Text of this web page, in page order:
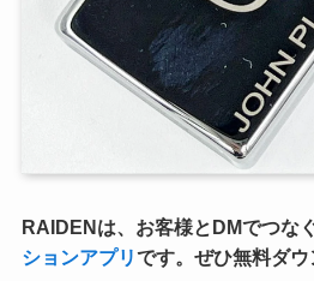
RAIDENは、お客様とDMでつな
ションアプリです。ぜひ無料ダウ